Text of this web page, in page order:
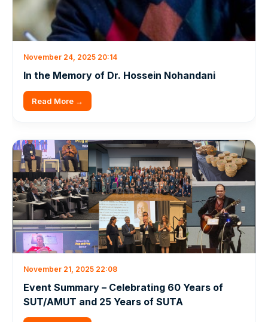
November 24, 2025 20:14
In the Memory of Dr. Hossein Nohandani
Read More →
November 21, 2025 22:08
Event Summary – Celebrating 60 Years of
SUT/AMUT and 25 Years of SUTA